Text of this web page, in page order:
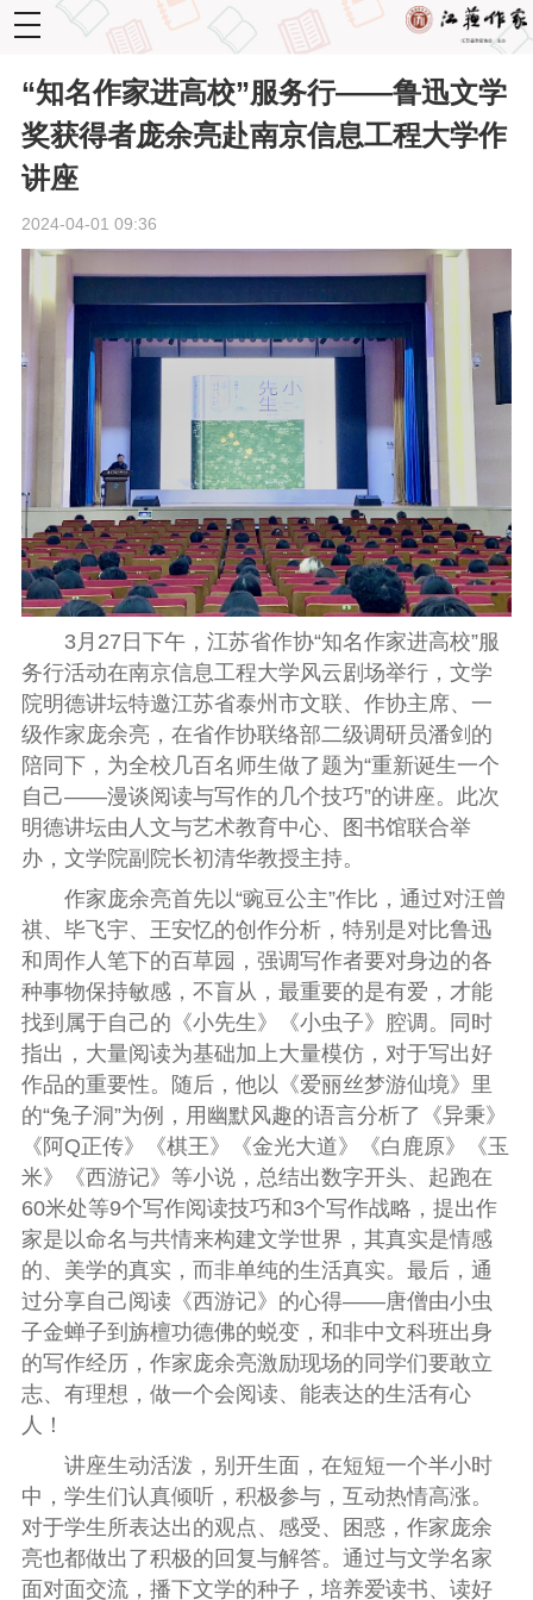
toggle
navigation
“知名作家进高校”服务行——鲁迅文学
奖获得者庞余亮赴南京信息工程大学作
讲座
2024-04-01 09:36
3月27日下午， 江苏省作协“知名作家进高校”服
务行活动在南京信息工程大学风云剧场举行，文学
院明德讲坛特邀江苏省泰州市文联、作协主席、一
级作家庞余亮 ，在省作协联络部二级调研员潘剑的
陪同下， 为全校几百名师生做了题为“重新诞生一个
自己——漫谈阅读与写作的几个技巧”的讲座。 此次
明德讲坛由 人文与艺术教育中心、图书馆联合举
办， 文学院副院长初清华教授主持。
作家庞余亮首先以“豌豆公主”作比 ， 通过对汪曾
祺、毕飞宇、王安忆的创作分析，特别是对比鲁迅
和周作人笔下的百草园，强调写作者要对身边的各
种事物保持敏感 ， 不盲从 ，最重要的是有爱，才能
找到属于自己的《小先生》《小虫子》腔调 。
同时
指出 ， 大量阅读为基础加上大量模仿， 对于写出好
作品的重要性。
随后，他以《爱丽丝梦游仙境》里
的“兔子洞”为例，用幽默风趣的语言分析了 《异秉》
《阿Q正传》《棋王》《金光大道》《白鹿原》《玉
米》《西游记》等小说，总结出数字开头、起跑在
60米处等9个写作阅读技巧和 3个写作战略，提出作
家是以命名与共情来构建文学世界，其真实是情感
的、 美学的真实，而非单纯的生活真实。最后，通
过分享自己阅读 《西游记》 的心得——唐僧由小虫
子金蝉子到旃檀功德佛的蜕变， 和非中文科班出身
的写作经历，作家庞余亮激励现场的 同学们要敢立
志、 有理想， 做一个会阅读、能表达的生活有心
人 ！
讲座生动活泼，别开生面，在短短一个半小时
中，学生们认真倾听，积极参与， 互动热情高涨。
对于学生所表达出的观点、感受、困惑，作家庞余
亮也都做出了积极的回复与解答。通过与文学名家
面对面交流，播下文学的种子 ，培养爱读书、读好